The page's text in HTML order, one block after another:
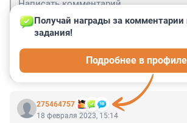
275464757
Получай награды за комментарии
задания!
Подробнее в профиле
18 февраля 2023, 15:14